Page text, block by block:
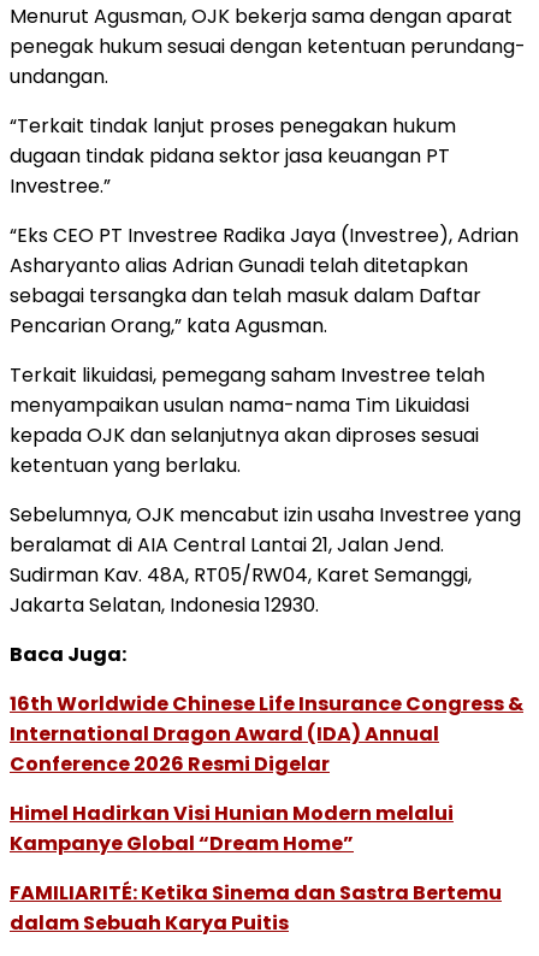
Menurut Agusman, OJK bekerja sama dengan aparat
penegak hukum sesuai dengan ketentuan perundang-
undangan.
“Terkait tindak lanjut proses penegakan hukum
dugaan tindak pidana sektor jasa keuangan PT
Investree.”
“Eks CEO PT Investree Radika Jaya (Investree), Adrian
Asharyanto alias Adrian Gunadi telah ditetapkan
sebagai tersangka dan telah masuk dalam Daftar
Pencarian Orang,” kata Agusman.
Terkait likuidasi, pemegang saham Investree telah
menyampaikan usulan nama-nama Tim Likuidasi
kepada OJK dan selanjutnya akan diproses sesuai
ketentuan yang berlaku.
Sebelumnya, OJK mencabut izin usaha Investree yang
beralamat di AIA Central Lantai 21, Jalan Jend.
Sudirman Kav. 48A, RT05/RW04, Karet Semanggi,
Jakarta Selatan, Indonesia 12930.
Baca Juga:
16th Worldwide Chinese Life Insurance Congress &
International Dragon Award (IDA) Annual
Conference 2026 Resmi Digelar
Himel Hadirkan Visi Hunian Modern melalui
Kampanye Global “Dream Home”
FAMILIARITÉ: Ketika Sinema dan Sastra Bertemu
dalam Sebuah Karya Puitis